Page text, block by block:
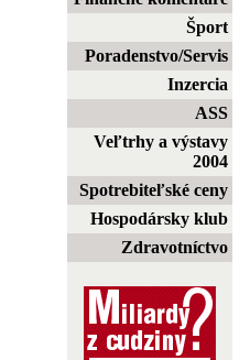
Šport
Poradenstvo/Servis
Inzercia
ASS
Veľtrhy a výstavy
2004
Spotrebiteľské ceny
Hospodársky klub
Zdravotníctvo